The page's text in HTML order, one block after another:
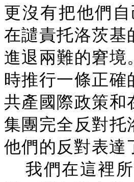
更沒有把他們
在譴責托洛茨基
進退兩難的窘境
時推行一條正確
共產國際政策
集團完全反對托
他們的反對表達
我們在這裡